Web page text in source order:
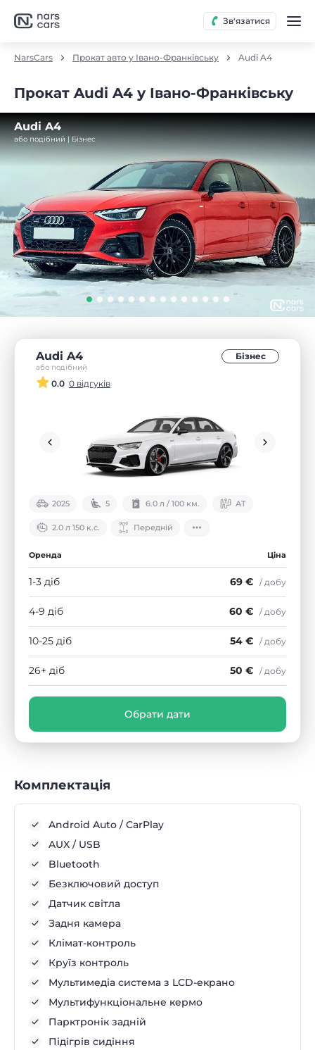
Зв'язатися
NarsCars Прокат авто у Івано-Франківську Audi A4
Прокат Audi A4 у Івано-Франківську
Audi A4
або подібний | Бізнес
Audi A4
або подібний
Бізнес
0.0 0 відгуків
2025 5 6.0 л / 100 км. АТ
2.0 л 150 к.с. Передній
Оренда Ціна
1-3 діб 69 € / добу
4-9 діб 60 € / добу
10-25 діб 54 € / добу
26+ діб 50 € / добу
Обрати дати
Комплектація
Android Auto / CarPlay
AUX / USB
Bluetooth
Безключовий доступ
Датчик світла
Задня камера
Клімат-контроль
Круїз контроль
Мультимедіа система з LCD-екрано
Мультифункціональне кермо
Парктронік задній
Підігрів сидіння